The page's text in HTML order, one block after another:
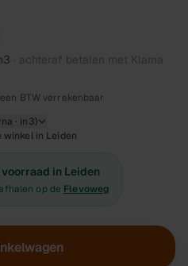
· achteraf betalen met Klarna
BTW verrekenbaar
· in3)
in Leiden
voorraad in Leiden
op de Flevoweg